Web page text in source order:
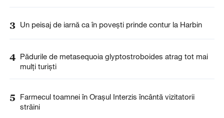
3 Un peisaj de iarnă ca în povești prinde contur la Harbin
4 Pădurile de metasequoia glyptostroboides atrag tot mai
mulți turiști
5
Farmecul toamnei în Orașul Interzis încântă vizitatorii
străini